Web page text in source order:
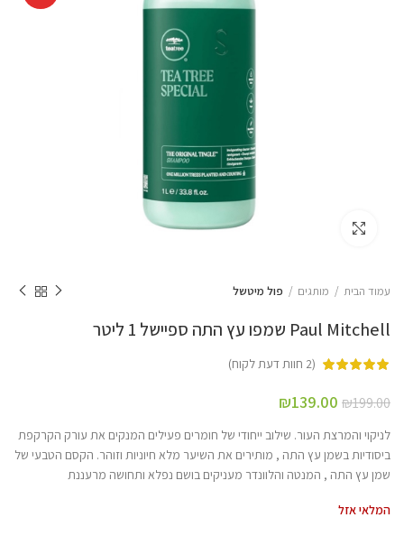
עמוד הבית מותגים פול מיטשל
Paul Mitchell שמפו עץ התה ספיישל 1 ליטר
(
2 חוות דעת לקוח)
₪199.00
₪139.00
לניקוי והמרצת העור. שילוב ייחודי של חומרים פעילים המנקים את עורק הקרקפת
ביסודיות בשמן עץ התה , מותירים את השיער מלא חיוניות וזוהר. הקסם הטבעי של
שמן עץ התה , המנטה והלוונדר מעניקים בושם נפלא ותחושה מרעננת
המלאי אזל